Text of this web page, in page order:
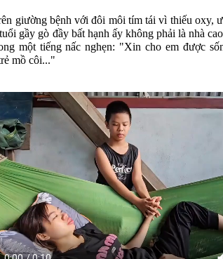
giường bệnh với đôi môi tím tái vì thiếu oxy,
gầy gò đầy bất hạnh ấy không phải là nhà
một tiếng nấc nghẹn: "Xin cho em được
mồ côi..."